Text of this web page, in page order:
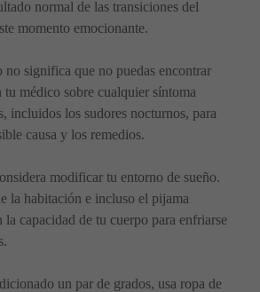
normal de las transiciones del
momento emocionante.
no significa que no puedas encontrar
médico sobre cualquier síntoma
incluidos los sudores nocturnos, para
causa y los remedios.
modificar tu entorno de sueño.
la habitación e incluso el pijama
capacidad de tu cuerpo para enfriarse
un par de grados, usa ropa de